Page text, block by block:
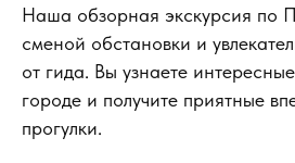
Наша обзорная экскурсия по
сменой обстановки и
от гида. Вы узнаете
городе и получите приятные
прогулки.